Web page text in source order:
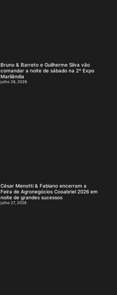
Bruno & Barreto e Guilherme Silva vão
comandar a noite de sábado na 2ª Expo
Marilândia
julho 28, 2026
César Menotti & Fabiano encerram a
Feira de Agronegócios Cooabriel 2026 em
noite de grandes sucessos
julho 27, 2026